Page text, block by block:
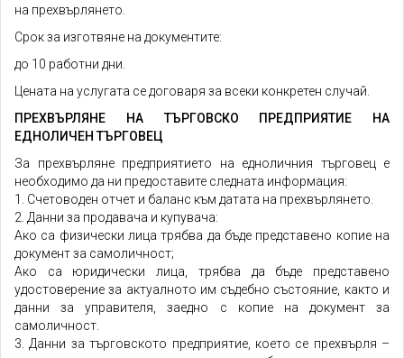
на прехвърлянето.
Срок за изготвяне на документите:
до 10 работни дни.
Цената на услугата се договаря за всеки конкретен случай.
ПРЕХВЪРЛЯНЕ НА ТЪРГОВСКО ПРЕДПРИЯТИЕ НА
ЕДНОЛИЧЕН ТЪРГОВЕЦ
За прехвърляне предприятието на едноличния търговец е
необходимо да ни предоставите следната информация:
1. Счетоводен отчет и баланс към датата на прехвърлянето.
2. Данни за продавача и купувача:
Ако са физически лица трябва да бъде представено копие на
документ за самоличност;
Ако са юридически лица, трябва да бъде представено
удостоверение за актуалното им съдебно състояние, както и
данни за управителя, заедно с копие на документ за
самоличност.
3. Данни за търговското предприятие, което се прехвърля –